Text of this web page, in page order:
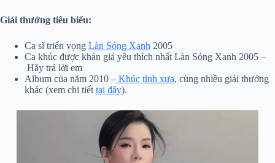
Giải thưởng tiêu biểu:
Ca sĩ triển vọng Làn Sóng Xanh 2005
Ca khúc được khán giả yêu thích nhất Làn Sóng Xanh 2005 –
Hãy trả lời em
Album của năm 2010 – Khúc tình xưa, cùng nhiều giải thưởng
khác (xem chi tiết tại đây).